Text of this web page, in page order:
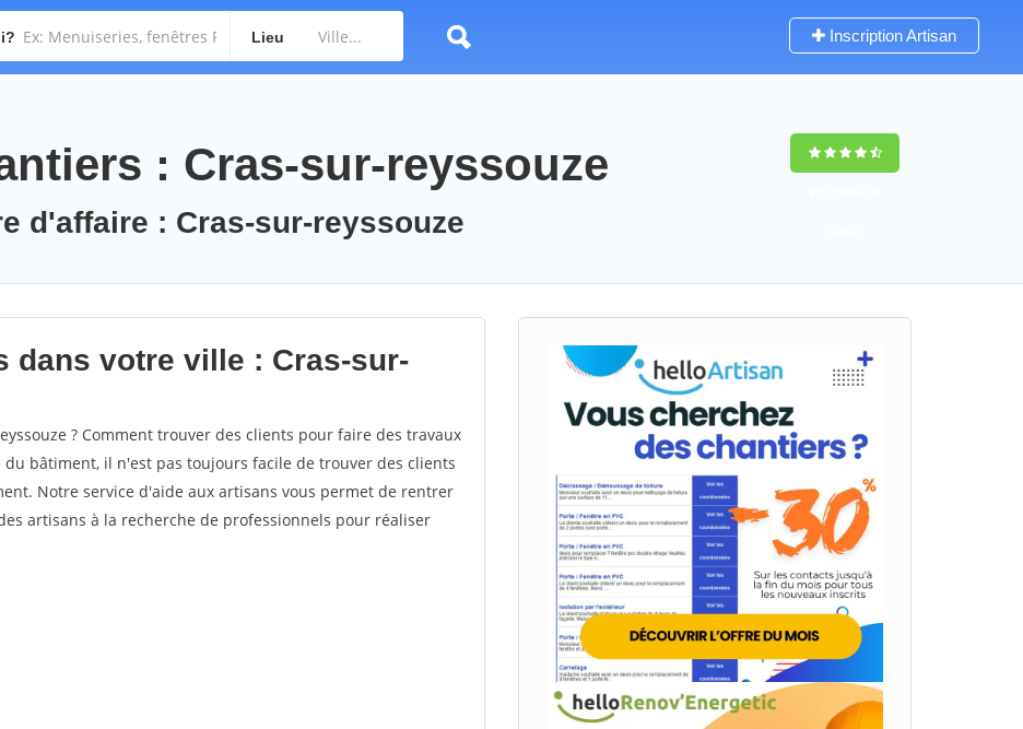
Lieu Inscription Artisan
: Cras-sur-reyssouze
d'affaire : Cras-sur-reyssouze
dans votre ville : Cras-sur-
? Comment trouver des clients pour faire des travaux
bâtiment, il n'est pas toujours facile de trouver des clients
Notre service d'aide aux artisans vous permet de rentrer
artisans à la recherche de professionnels pour réaliser